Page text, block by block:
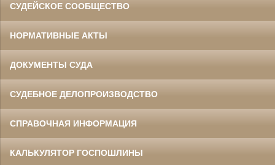
СУДЕЙСКОЕ СООБЩЕСТВО
НОРМАТИВНЫЕ АКТЫ
ДОКУМЕНТЫ СУДА
СУДЕБНОЕ ДЕЛОПРОИЗВОДСТВО
СПРАВОЧНАЯ ИНФОРМАЦИЯ
КАЛЬКУЛЯТОР ГОСПОШЛИНЫ